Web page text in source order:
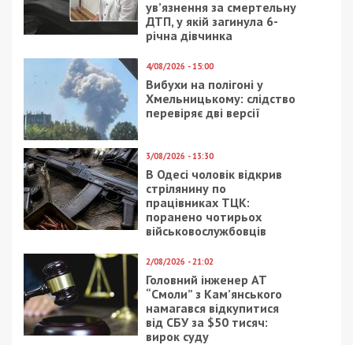
ув’язнення за смертельну
ДТП, у якій загинула 6-
річна дівчинка
4/08/2026 - 15:00
Вибухи на полігоні у
Хмельницькому: слідство
перевіряє дві версії
3/08/2026 - 13:30
В Одесі чоловік відкрив
стрілянину по
працівниках ТЦК:
поранено чотирьох
військовослужбовців
2/08/2026 - 21:02
Головний інженер АТ
“Смоли” з Кам’янського
намагався відкупитися
від СБУ за $50 тисяч:
вирок суду